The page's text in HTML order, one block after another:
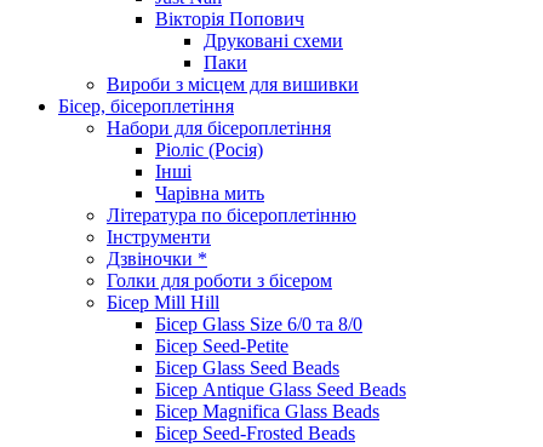
Вікторія Попович
Друковані схеми
Паки
Вироби з місцем для вишивки
Бісер, бісероплетіння
Набори для бісероплетіння
Ріоліс (Росія)
Інші
Чарівна мить
Література по бісероплетінню
Інструменти
Дзвіночки *
Голки для роботи з бісером
Бісер Mill Hill
Бісер Glass Size 6/0 та 8/0
Бісер Seed-Petite
Бісер Glass Seed Beads
Бісер Antique Glass Seed Beads
Бісер Magnifica Glass Beads
Бісер Seed-Frosted Beads